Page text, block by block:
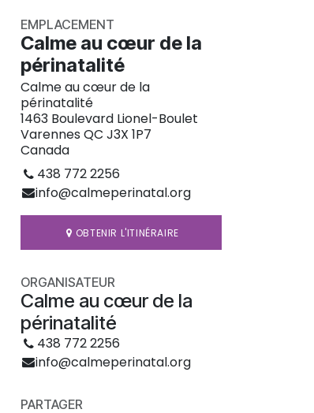
EMPLACEMENT
Calme au cœur de la
périnatalité
Calme au cœur de la
périnatalité
1463 Boulevard Lionel-Boulet
Varennes QC J3X 1P7
Canada
438 772 2256
info@calmeperinatal.org
OBTENIR L'ITINÉRAIRE
ORGANISATEUR
Calme au cœur de la
périnatalité
438 772 2256
info@calmeperinatal.org
PARTAGER